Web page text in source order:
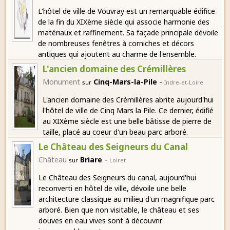
L'hôtel de ville de Vouvray est un remarquable édifice
de la fin du XIXème siècle qui associe harmonie des
matériaux et raffinement. Sa façade principale dévoile
de nombreuses fenêtres à corniches et décors
antiques qui ajoutent au charme de l'ensemble.
L'ancien domaine des Crémillères
Monument sur Cinq-Mars-la-Pile - Indre-et-Loire
L'ancien domaine des Crémillères abrite aujourd'hui
l'hôtel de ville de Cinq Mars la Pile. Ce dernier, édifié
au XIXème siècle est une belle bâtisse de pierre de
taille, placé au coeur d'un beau parc arboré.
Le Château des Seigneurs du Canal
Château sur Briare - Loiret
Le Château des Seigneurs du canal, aujourd'hui
reconverti en hôtel de ville, dévoile une belle
architecture classique au milieu d'un magnifique parc
arboré. Bien que non visitable, le château et ses
douves en eau vives sont à découvrir